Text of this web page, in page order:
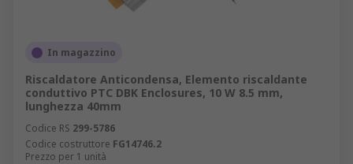
lavorativi e supporto tecnico dedicato, per
Che tu stia cercando prodotti per automazione,
soluzioni complete per automazione industriale o
dispositivi specifici per il controllo di processo, RS
è il partner ideale per la tua attività.
In magazzino
Riscaldatore Anticondensa, Elemento riscaldante
conduttivo PTC DBK Enclosures, 10 W 8.5 mm,
lunghezza 40mm
Codice RS 299-5786
Codice costruttore FG14746.2
Prezzo per 1 unità